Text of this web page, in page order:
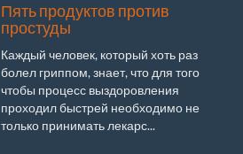
Пять продуктов против
простуды
Каждый человек, который хоть раз
болел гриппом, знает, что для того
чтобы процесс выздоровления
проходил быстрей необходимо не
только принимать лекарс...